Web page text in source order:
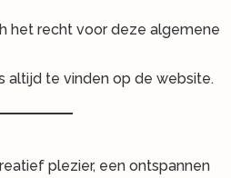
het recht voor deze algemene
altijd te vinden op de website.
plezier, een ontspannen